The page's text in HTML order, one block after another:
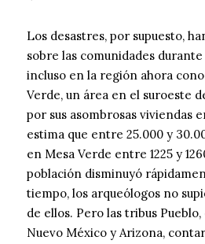
Los desastres, por supuesto,
sobre las comunidades
incluso en la región ahora
Verde, un área en el suroeste
por sus asombrosas viviendas
estima que entre 25.000 y
en Mesa Verde entre 1225 y
población disminuyó
tiempo, los arqueólogos no
de ellos. Pero las tribus
Nuevo México y Arizona,